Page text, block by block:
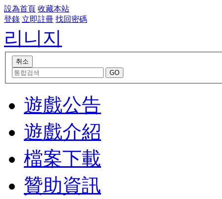
設為首頁 收藏本站
登錄 立即註冊 找回密碼
리니지
遊戲公告
遊戲介紹
檔案下載
贊助資訊